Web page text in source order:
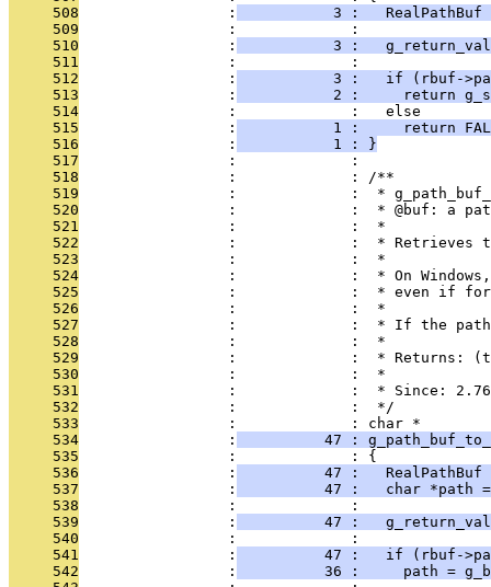
     508
                 :
3 :   RealPathBuf
     509
                 :             :
     510
                 :
3 :
     511
                 :             :
     512
                 :
3 :   if (rbuf-
     513
                 :
2 :     return
     514
                 :             :   else
     515
                 :
1 :     return
     516
                 :
           1 : }
     517
                 :             :
     518
                 :             : /**
     519
:             :  *
     520
:             :  * @buf: a
     521
                 :             :  *
     522
:             :  * Retrieves
     523
                 :             :  *
     524
:             :  * On
     525
:             :  * even if
     526
                 :             :  *
     527
:             :  * If the
     528
                 :             :  *
     529
:             :  * Returns:
     530
                 :             :  *
     531
                 :             :  * Since: 2.76
     532
                 :             :  */
     533
                 :             : char *
     534
                 :
47 :
     535
                 :             : {
     536
                 :
47 :   RealPathBuf
     537
                 :
47 :   char *path
     538
                 :             :
     539
                 :
47 :
     540
                 :             :
     541
                 :
47 :   if (rbuf-
     542
                 :
36 :     path =